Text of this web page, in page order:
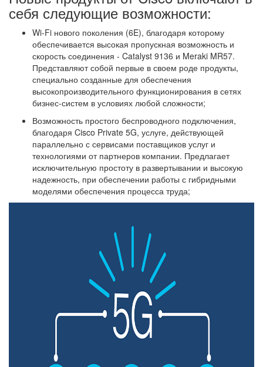
себя следующие возможности:
Wi-Fi нового поколения (6E), благодаря которому
обеспечивается высокая пропускная возможность и
скорость соединения - Catalyst 9136 и Meraki MR57.
Представляют собой первые в своем роде продукты,
специально созданные для обеспечения
высокопроизводительного функционирования в сетях
бизнес-систем в условиях любой сложности;
Возможность простого беспроводного подключения,
благодаря Cisco Private 5G, услуге, действующей
параллельно с сервисами поставщиков услуг и
технологиями от партнеров компании. Предлагает
исключительную простоту в развертывании и высокую
надежность, при обеспечении работы с гибридными
моделями обеспечения процесса труда;